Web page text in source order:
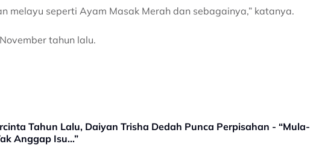
melayu seperti Ayam Masak Merah dan sebagainya,” katanya.
tahun lalu.
Tahun Lalu, Daiyan Trisha Dedah Punca Perpisahan - “Mula-
Anggap Isu…”